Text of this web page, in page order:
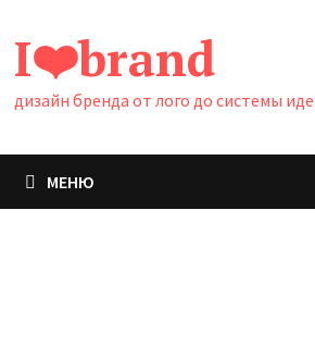
содержимому
I❤️brand
дизайн бренда от лого до системы
МЕНЮ